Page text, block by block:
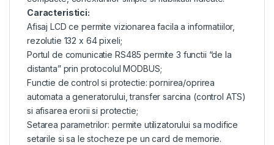
Caracteristici:
Afisaj LCD ce permite vizionarea facila a informatiilor,
rezolutie 132 x 64 pixeli;
Portul de comunicatie RS485 permite 3 functii “de la
distanta” prin protocolul MODBUS;
Functie de control si protectie: pornirea/oprirea
automata a generatorului, transfer sarcina (control ATS)
si afisarea erorii si protectie;
Setarea parametrilor: permite utilizatorului sa modifice
setarile si sa le stocheze pe un card de memorie.